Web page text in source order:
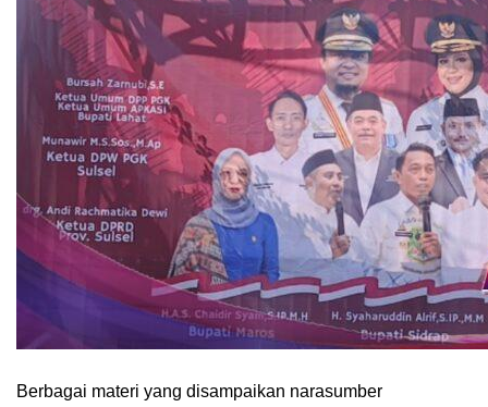
Berbagai materi yang disampaikan narasumber